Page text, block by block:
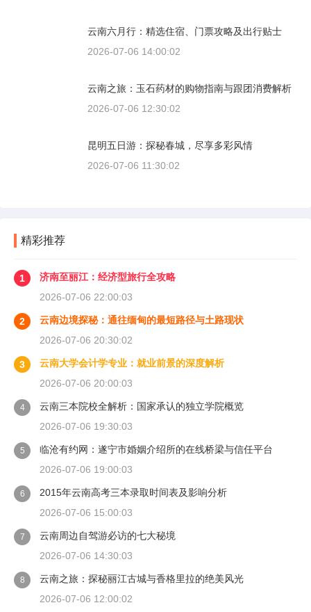
云南六月行：精选住宿、门票攻略及出行贴士
2026-07-06 14:00:02
云南之旅：玉石药材的购物指南与跟团消费解析
2026-07-06 12:30:02
昆明五日游：探秘春城，尽享多彩风情
2026-07-06 11:30:02
精彩推荐
1
济南至丽江：经济型旅行全攻略
2026-07-06 22:00:03
2
云南边境探秘：通往缅甸的最短路径与土路现状
2026-07-06 20:30:02
3
云南大学会计学专业：就业前景的深度解析
2026-07-06 20:00:03
4
云南三本院校全解析：国家承认的独立学院概览
2026-07-06 19:30:03
5
临沧有约网：遂宁市婚姻介绍所的在线桥梁与信任平台
2026-07-06 19:00:03
6
2015年云南高考三本录取时间表及影响分析
2026-07-06 15:00:03
7
云南周边自驾游必访的七大秘境
2026-07-06 14:30:03
8
云南之旅：探秘丽江古城与香格里拉的绝美风光
2026-07-06 12:00:02